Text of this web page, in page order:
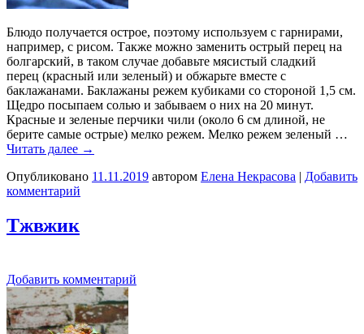
Блюдо получается острое, поэтому используем с гарнирами,
например, с рисом. Также можно заменить острый перец на
болгарский, в таком случае добавьте мясистый сладкий
перец (красный или зеленый) и обжарьте вместе с
баклажанами. Баклажаны режем кубиками со стороной 1,5 см.
Щедро посыпаем солью и забываем о них на 20 минут.
Красные и зеленые перчики чили (около 6 см длиной, не
берите самые острые) мелко режем. Мелко режем зеленый …
Читать далее →
Опубликовано 11.11.2019 автором Елена Некрасова | Добавить
комментарий
Тжвжик
Добавить комментарий